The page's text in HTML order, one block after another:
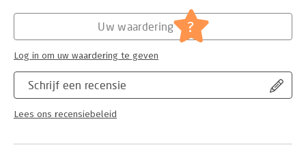
Schrijf een recensie
Lees ons recensiebeleid
Uw waardering ?
Log in om uw waardering te geven